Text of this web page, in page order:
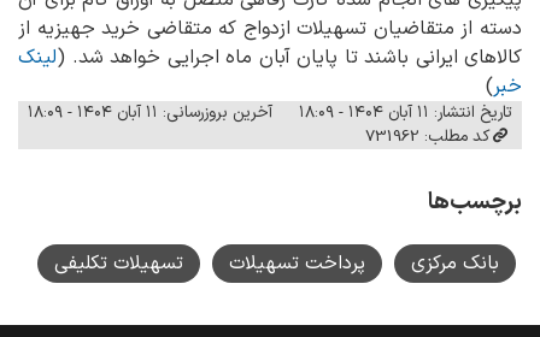
دسته از متقاضیان تسهیلات ازدواج که متقاضی خرید جهیزیه از
کالاهای ایرانی باشند تا پایان آبان ماه اجرایی خواهد شد. (لینک
خبر)
تاریخ انتشار: ۱۱ آبان ۱۴۰۴ - ۱۸:۰۹
آخرین بروزرسانی: ۱۱ آبان ۱۴۰۴ - ۱۸:۰۹
کد مطلب: 731962
برچسب‌ها
بانک مرکزی پرداخت تسهیلات تسهیلات تکلیفی